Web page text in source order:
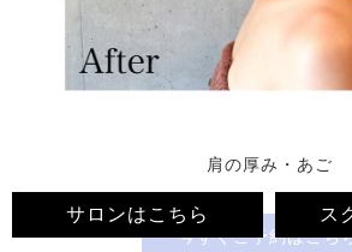
ス
サロンはこちら
肩の厚み・あご
今すぐご予約はこち